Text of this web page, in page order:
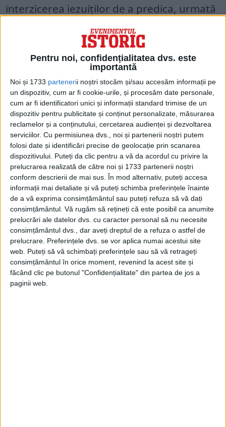
Pentru noi, confidențialitatea dvs. este
importantă
Noi și 1733 partenerii noștri stocăm și/sau accesăm informații pe
un dispozitiv, cum ar fi cookie-urile, și procesăm date personale,
cum ar fi identificatori unici și informații standard trimise de un
dispozitiv pentru publicitate și conținut personalizate, măsurarea
reclamelor și a conținutului, cercetarea audienței și dezvoltarea
serviciilor. Cu permisiunea dvs., noi și partenerii noștri putem
folosi date și identificări precise de geolocație prin scanarea
dispozitivului. Puteți da clic pentru a vă da acordul cu privire la
prelucrarea realizată de către noi și 1733 partenerii noștri
conform descrierii de mai sus. În mod alternativ, puteți accesa
informații mai detaliate și vă puteți schimba preferințele înainte
de a vă exprima consimțământul sau puteți refuza să vă dați
consimțământul. Vă rugăm să rețineți că este posibil ca anumite
prelucrări ale datelor dvs. cu caracter personal să nu necesite
consimțământul dvs., dar aveți dreptul de a refuza o astfel de
prelucrare. Preferințele dvs. se vor aplica numai acestui site
web. Puteți să vă schimbați preferințele sau să vă retrageți
consimțământul în orice moment, revenind la acest site și
făcând clic pe butonul "Confidențialitate" din partea de jos a
paginii web.
interzicerea iezuiților de a predica, urmată
În veacul al XIX-lea, China împăraților Qing
începe să decadă, acuzând un decalaj tot
mai mare de dezvoltare în comparație cu
Occidentul.
Cu ajutorul militar al guvernului lor, oameni
de afaceri englezi îl obligă pe împăratul
Daoguang, aflat pe tron din 1820, să
deschidă mai multe porturi și să acorde
libertate deplină comerțului cu opiu.